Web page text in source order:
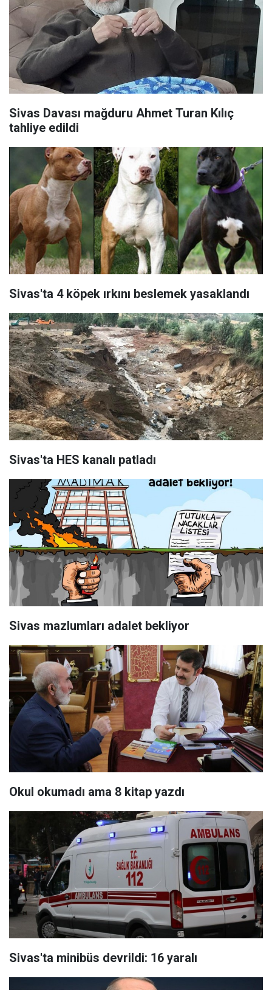
Sivas Davası mağduru Ahmet Turan Kılıç
tahliye edildi
Sivas'ta 4 köpek ırkını beslemek yasaklandı
Sivas'ta HES kanalı patladı
Sivas mazlumları adalet bekliyor
Okul okumadı ama 8 kitap yazdı
Sivas'ta minibüs devrildi: 16 yaralı